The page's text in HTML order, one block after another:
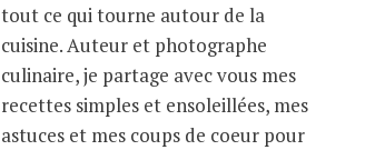
tout ce qui tourne autour de la
cuisine. Auteur et photographe
culinaire, je partage avec vous mes
recettes simples et ensoleillées, mes
astuces et mes coups de coeur pour